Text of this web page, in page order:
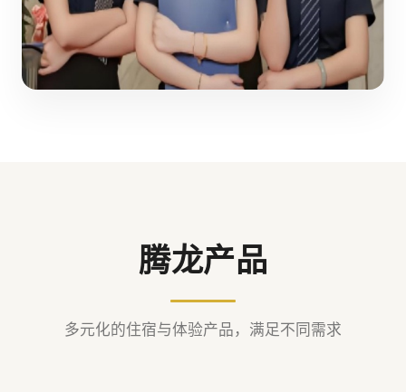
腾龙产品
多元化的住宿与体验产品，满足不同需求